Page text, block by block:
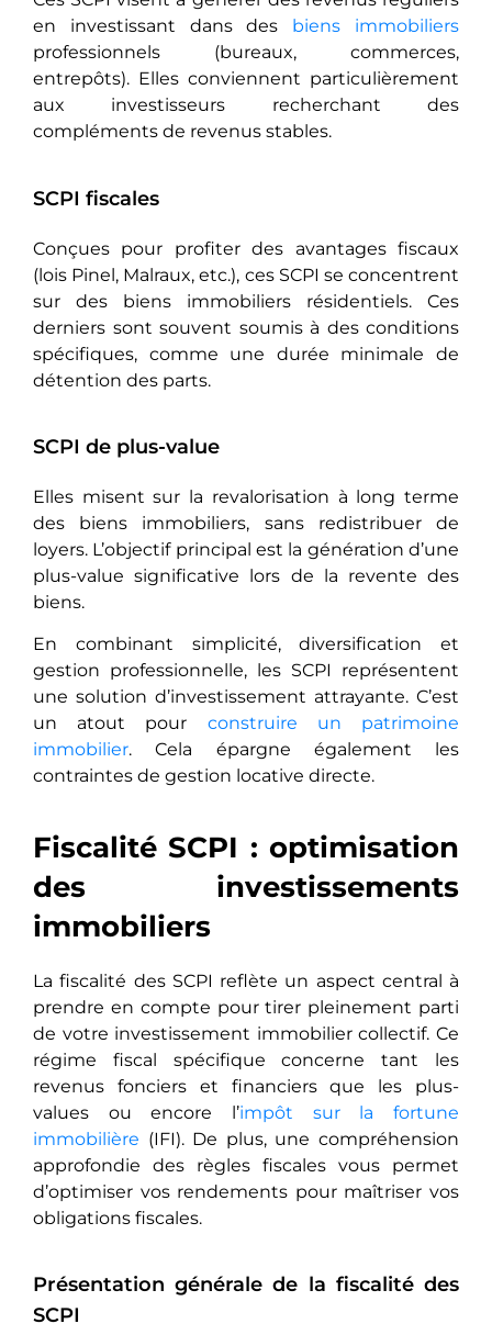
en investissant dans des biens immobiliers
professionnels (bureaux, commerces,
entrepôts). Elles conviennent particulièrement
aux investisseurs recherchant des
compléments de revenus stables.
SCPI fiscales
Conçues pour profiter des avantages fiscaux
(lois Pinel, Malraux, etc.), ces SCPI se concentrent
sur des biens immobiliers résidentiels. Ces
derniers sont souvent soumis à des conditions
spécifiques, comme une durée minimale de
détention des parts.
SCPI de plus-value
Elles misent sur la revalorisation à long terme
des biens immobiliers, sans redistribuer de
loyers. L’objectif principal est la génération d’une
plus-value significative lors de la revente des
biens.
En combinant simplicité, diversification et
gestion professionnelle, les SCPI représentent
une solution d’investissement attrayante. C’est
un atout pour construire un patrimoine
immobilier. Cela épargne également les
contraintes de gestion locative directe.
Fiscalité SCPI : optimisation
des investissements
immobiliers
La fiscalité des SCPI reflète un aspect central à
prendre en compte pour tirer pleinement parti
de votre investissement immobilier collectif. Ce
régime fiscal spécifique concerne tant les
revenus fonciers et financiers que les plus-
values ou encore l’impôt sur la fortune
immobilière (IFI). De plus, une compréhension
approfondie des règles fiscales vous permet
d’optimiser vos rendements pour maîtriser vos
obligations fiscales.
Présentation générale de la fiscalité des
SCPI